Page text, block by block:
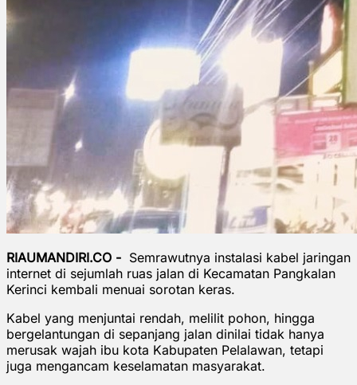
RIAUMANDIRI.CO - Semrawutnya instalasi kabel jaringan
internet di sejumlah ruas jalan di Kecamatan Pangkalan
Kerinci kembali menuai sorotan keras.
Kabel yang menjuntai rendah, melilit pohon, hingga
bergelantungan di sepanjang jalan dinilai tidak hanya
merusak wajah ibu kota Kabupaten Pelalawan, tetapi
juga mengancam keselamatan masyarakat.